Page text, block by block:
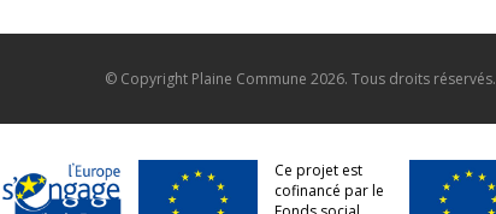
© Copyright Plaine Commune 2026. Tous droits réservés.
Ce projet est
cofinancé par le